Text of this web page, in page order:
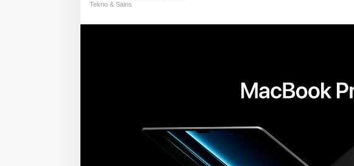
Tekno & Sains